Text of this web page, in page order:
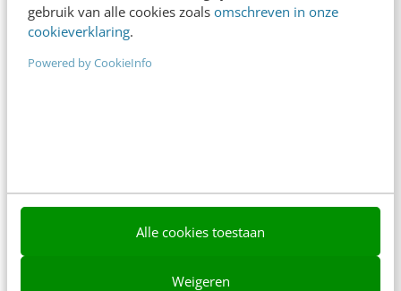
gebruik van alle cookies zoals omschreven in onze
cookieverklaring.
Powered by CookieInfo
Alle cookies toestaan
Weigeren
Tarieven
Meer contactopties
Nieuwsbrieven